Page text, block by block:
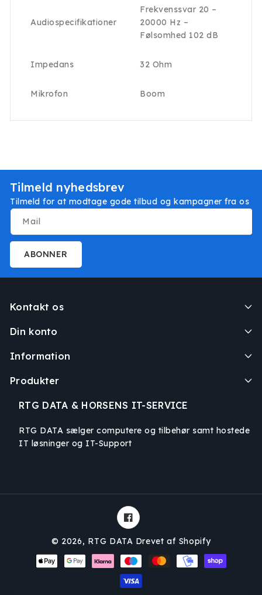
Audiospecifikationer
Frekvenssvar 20 –
20000 Hz –
Følsomhed 102 dB
Impedans 32 Ohm
Mikrofon Boom
Tilmeld nyhedsbrev
Tilmeld for at modtage gode tilbud og kampagner fra os
Mail
ABONNER
Kontakt os
Din konto
Information
Produkter
RTG DATA & HORSENS IT-SERVICE
RTG DATA sælger computere og tilbehør samt hostede
IT løsninger og IT-Support
Facebook
© 2026, RTG DATA Drevet af Shopify
Betalingsmetoder